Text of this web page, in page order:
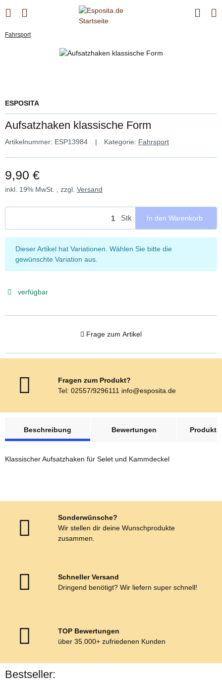
Fahrsport
ESPOSITA
Aufsatzhaken klassische Form
Artikelnummer: ESP13984 Kategorie: Fahrsport
9,90 €
inkl. 19% MwSt. , zzgl. Versand
Stk In den Warenkorb
x
Dieser Artikel hat Variationen. Wählen Sie bitte die
gewünschte Variation aus.
verfügbar
Frage zum Artikel
Fragen zum Produkt?
Tel: 02557/9296111 info@esposita.de
Beschreibung
Bewertungen
Klassischer Aufsatzhaken für Selet und Kammdeckel
Sonderwünsche?
Wir stellen dir deine Wunschprodukte
zusammen.
Schneller Versand
Dringend benötigt? Wir liefern super schnell!
TOP Bewertungen
über 35.000+ zufriedenen Kunden
Bestseller: